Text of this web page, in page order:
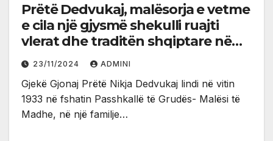
Prëtë Dedvukaj, malësorja e vetme
e cila një gjysmë shekulli ruajti
vlerat dhe traditën shqiptare në
Amerikë
23/11/2024 ADMINI
Gjekë Gjonaj Prëtë Nikja Dedvukaj lindi në vitin
1933 në fshatin Passhkallë të Grudës- Malësi të
Madhe, në një familje…